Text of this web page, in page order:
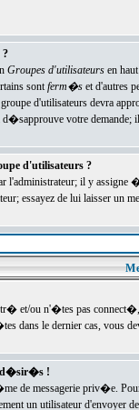
Groupes d'utilisateursen haut
sontferm�set d'autres
d'utilisateurs devra
votre demande;
d'utilisateurs ?
l'administrateur; il y
essayez de lui laisser un
et/ou n'�tes pas
dans le dernier cas, vous
d�sir�s !
de messagerie priv�e.
un utilisateur d'envoyer